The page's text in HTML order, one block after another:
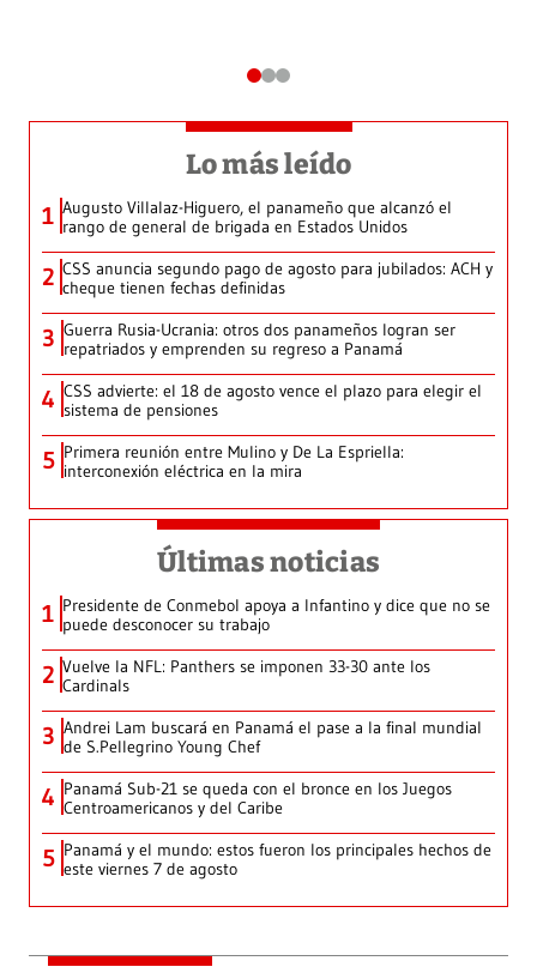
Lo más leído
1 Augusto Villalaz-Higuero, el panameño que alcanzó el
rango de general de brigada en Estados Unidos
2 CSS anuncia segundo pago de agosto para jubilados: ACH y
cheque tienen fechas definidas
3 Guerra Rusia-Ucrania: otros dos panameños logran ser
repatriados y emprenden su regreso a Panamá
4 CSS advierte: el 18 de agosto vence el plazo para elegir el
sistema de pensiones
5 Primera reunión entre Mulino y De La Espriella:
interconexión eléctrica en la mira
Últimas noticias
1 Presidente de Conmebol apoya a Infantino y dice que no se
puede desconocer su trabajo
2 Vuelve la NFL: Panthers se imponen 33-30 ante los
Cardinals
3 Andrei Lam buscará en Panamá el pase a la final mundial
de S.Pellegrino Young Chef
4 Panamá Sub-21 se queda con el bronce en los Juegos
Centroamericanos y del Caribe
5 Panamá y el mundo: estos fueron los principales hechos de
este viernes 7 de agosto